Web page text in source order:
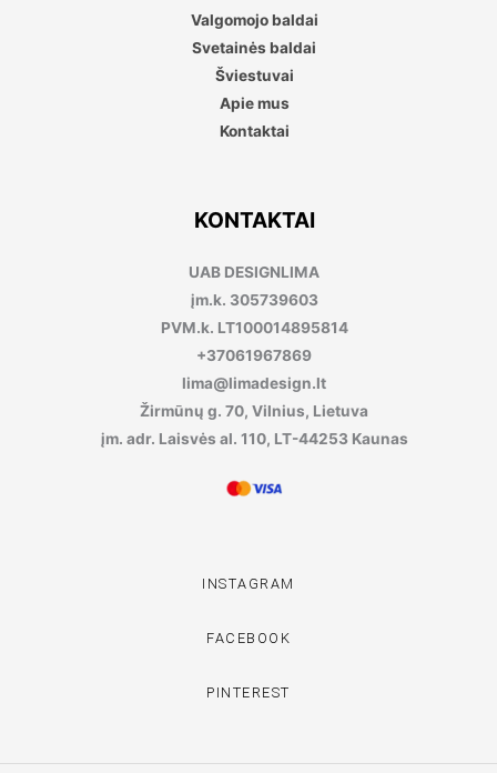
Valgomojo baldai
Svetainės baldai
Šviestuvai
Apie mus
Kontaktai
KONTAKTAI
UAB DESIGNLIMA
įm.k. 305739603
PVM.k. LT100014895814
+37061967869
lima@limadesign.lt
Žirmūnų g. 70, Vilnius, Lietuva
įm. adr. Laisvės al. 110, LT-44253 Kaunas
INSTAGRAM
FACEBOOK
PINTEREST